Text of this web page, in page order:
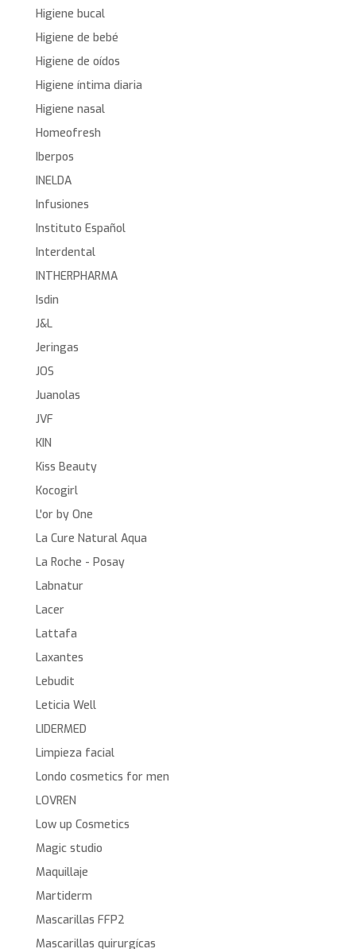
Higiene bucal
Higiene de bebé
Higiene de oídos
Higiene íntima diaria
Higiene nasal
Homeofresh
Iberpos
INELDA
Infusiones
Instituto Español
Interdental
INTHERPHARMA
Isdin
J&L
Jeringas
JOS
Juanolas
JVF
KIN
Kiss Beauty
Kocogirl
L'or by One
La Cure Natural Aqua
La Roche - Posay
Labnatur
Lacer
Lattafa
Laxantes
Lebudit
Leticia Well
LIDERMED
Limpieza facial
Londo cosmetics for men
LOVREN
Low up Cosmetics
Magic studio
Maquillaje
Martiderm
Mascarillas FFP2
Mascarillas quirurgícas